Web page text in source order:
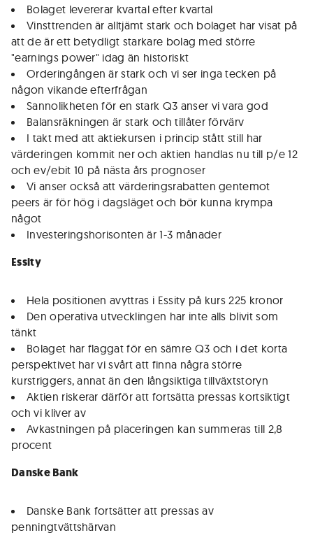
Bolaget levererar kvartal efter kvartal
Vinsttrenden är alltjämt stark och bolaget har visat på
att de är ett betydligt starkare bolag med större
"earnings power" idag än historiskt
Orderingången är stark och vi ser inga tecken på
någon vikande efterfrågan
Sannolikheten för en stark Q3 anser vi vara god
Balansräkningen är stark och tillåter förvärv
I takt med att aktiekursen i princip stått still har
värderingen kommit ner och aktien handlas nu till p/e 12
och ev/ebit 10 på nästa års prognoser
Vi anser också att värderingsrabatten gentemot
peers är för hög i dagsläget och bör kunna krympa
något
Investeringshorisonten är 1-3 månader
Essity
Hela positionen avyttras i Essity på kurs 225 kronor
Den operativa utvecklingen har inte alls blivit som
tänkt
Bolaget har flaggat för en sämre Q3 och i det korta
perspektivet har vi svårt att finna några större
kurstriggers, annat än den långsiktiga tillväxtstoryn
Aktien riskerar därför att fortsätta pressas kortsiktigt
och vi kliver av
Avkastningen på placeringen kan summeras till 2,8
procent
Danske Bank
Danske Bank fortsätter att pressas av
penningtvättshärvan